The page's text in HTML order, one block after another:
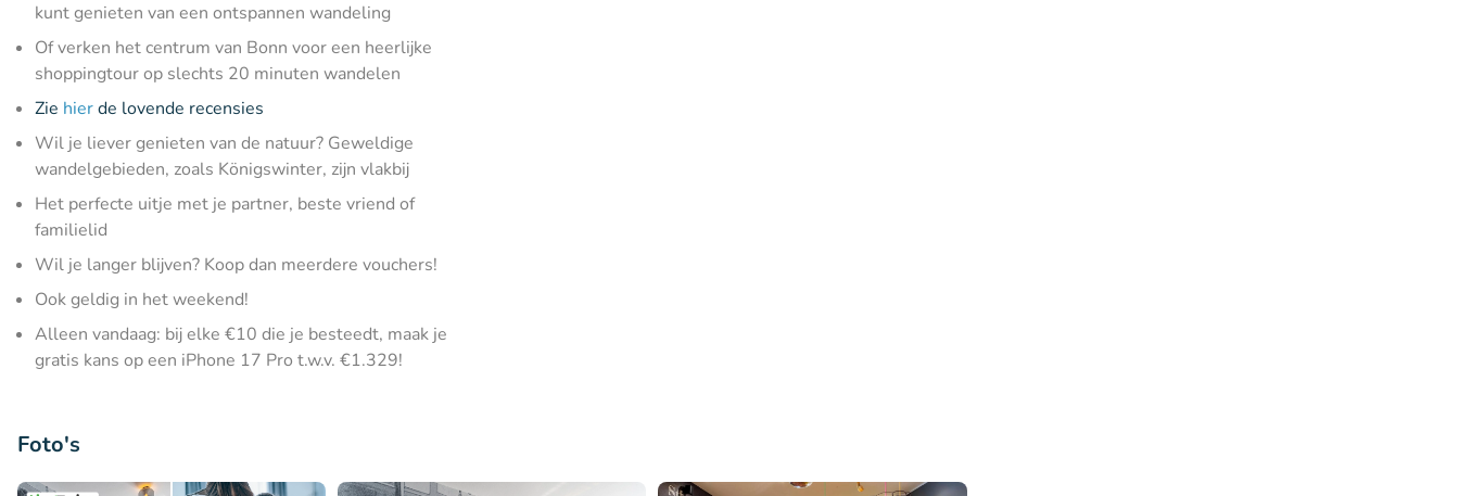
kunt genieten van een ontspannen wandeling
Of verken het centrum van Bonn voor een heerlijke
shoppingtour op slechts 20 minuten wandelen
Zie hierde lovende recensies
Wil je liever genieten van de natuur? Geweldige
wandelgebieden, zoals Königswinter, zijn vlakbij
Het perfecte uitje met je partner, beste vriend of
familielid
Wil je langer blijven? Koop dan meerdere vouchers!
Ook geldig in het weekend!
Alleen vandaag: bij elke €10 die je besteedt, maak je
gratis kans op een iPhone 17 Pro t.w.v. €1.329!
Foto's